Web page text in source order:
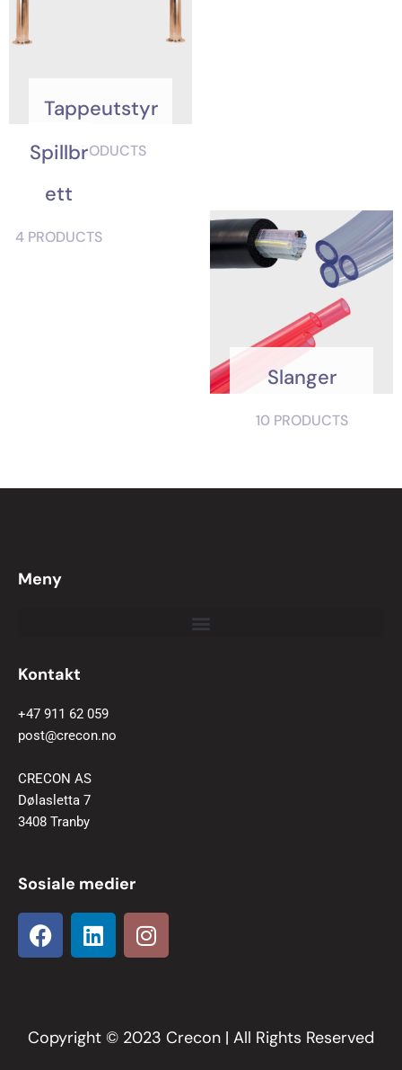
Tappeutstyr
13 PRODUCTS
Spillbr
Ett
4 PRODUCTS
Slanger
10 PRODUCTS
Meny
Kontakt
+47 911 62 059
post@crecon.no
CRECON AS
Dølasletta 7
3408 Tranby
Sosiale medier
F
a
c
o
L
i
n
d
I
n
s
g
Copyright © 2023 Crecon | All Rights Reserved